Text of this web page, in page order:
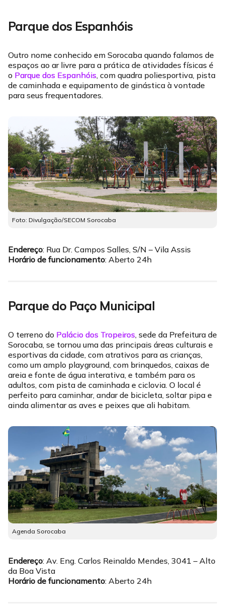
Parque dos Espanhóis
Outro nome conhecido em Sorocaba quando falamos de
espaços ao ar livre para a prática de atividades físicas é
o Parque dos Espanhóis, com quadra poliesportiva, pista
de caminhada e equipamento de ginástica à vontade
para seus frequentadores.
Foto: Divulgação/SECOM Sorocaba
Endereço: Rua Dr. Campos Salles, S/N – Vila Assis
Horário de funcionamento: Aberto 24h
Parque do Paço Municipal
O terreno do Palácio dos Tropeiros, sede da Prefeitura de
Sorocaba, se tornou uma das principais áreas culturais e
esportivas da cidade, com atrativos para as crianças,
como um amplo playground, com brinquedos, caixas de
areia e fonte de água interativa, e também para os
adultos, com pista de caminhada e ciclovia. O local é
perfeito para caminhar, andar de bicicleta, soltar pipa e
ainda alimentar as aves e peixes que ali habitam.
Agenda Sorocaba
Endereço: Av. Eng. Carlos Reinaldo Mendes, 3041 – Alto
da Boa Vista
Horário de funcionamento: Aberto 24h